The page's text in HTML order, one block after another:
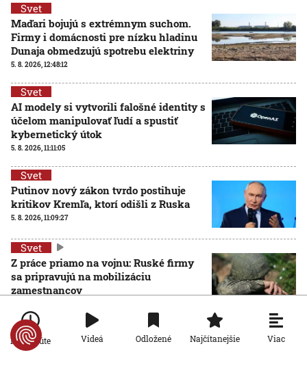
Svet
Maďari bojujú s extrémnym suchom.
Firmy i domácnosti pre nízku hladinu
Dunaja obmedzujú spotrebu elektriny
5. 8. 2026, 12:48:12
Svet
AI modely si vytvorili falošné identity s
účelom manipulovať ľudí a spustiť
kybernetický útok
5. 8. 2026, 11:11:05
Svet
Putinov nový zákon tvrdo postihuje
kritikov Kremľa, ktorí odišli z Ruska
5. 8. 2026, 11:09:27
Svet
Z práce priamo na vojnu: Ruské firmy
sa pripravujú na mobilizáciu
zamestnancov
Svet
Po minúte Videá Odložené Najčítanejšie Viac